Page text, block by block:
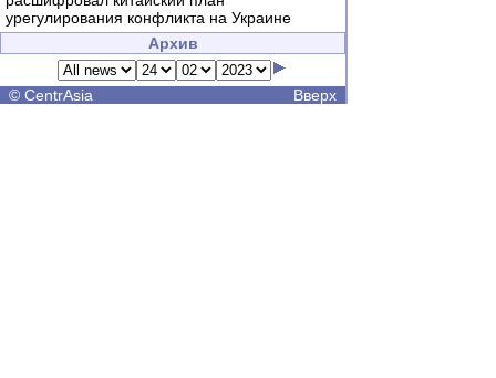
урегулирования конфликта на Украине
Архив
© CentrAsia Вверх